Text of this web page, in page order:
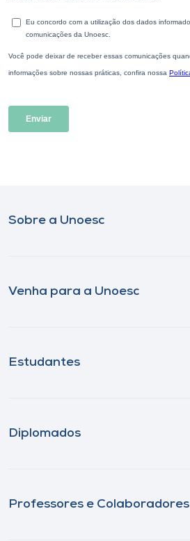
Sobre a Unoesc
Venha para a Unoesc
Estudantes
Diplomados
Professores e Colaboradores